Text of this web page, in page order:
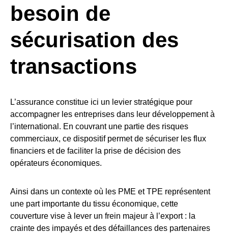
besoin de
sécurisation des
transactions
L’assurance constitue ici un levier stratégique pour
accompagner les entreprises dans leur développement à
l’international. En couvrant une partie des risques
commerciaux, ce dispositif permet de sécuriser les flux
financiers et de faciliter la prise de décision des
opérateurs économiques.
Ainsi dans un contexte où les PME et TPE représentent
une part importante du tissu économique, cette
couverture vise à lever un frein majeur à l’export : la
crainte des impayés et des défaillances des partenaires